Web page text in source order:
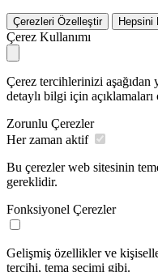
Çerezleri Özelleştir Hepsini
Çerez Kullanımı
Çerez tercihlerinizi
detaylı bilgi için
Zorunlu Çerezler
Her zaman aktif
Bu çerezler web sitesinin
gereklidir.
Fonksiyonel Çerezler
Gelişmiş özellikler ve
tercihi, tema seçimi gibi.